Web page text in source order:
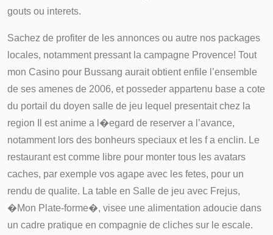
gouts ou interets.
Sachez de profiter de les annonces ou autre nos packages
locales, notamment pressant la campagne Provence! Tout
mon Casino pour Bussang aurait obtient enfile l’ensemble
de ses amenes de 2006, et posseder appartenu base a cote
du portail du doyen salle de jeu lequel presentait chez la
region Il est anime a l�egard de reserver a l’avance,
notamment lors des bonheurs speciaux et les f a enclin. Le
restaurant est comme libre pour monter tous les avatars
caches, par exemple vos agape avec les fetes, pour un
rendu de qualite. La table en Salle de jeu avec Frejus,
�Mon Plate-forme�, visee une alimentation adoucie dans
un cadre pratique en compagnie de cliches sur le escale.